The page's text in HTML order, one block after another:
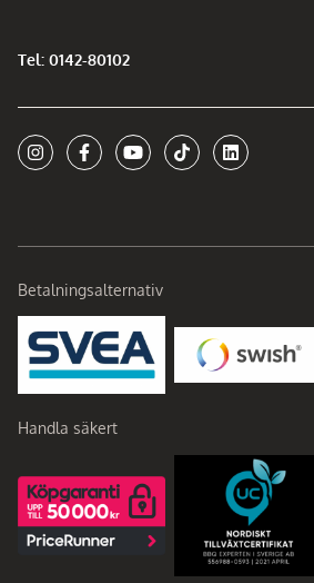
Tel: 0142-80102
Betalningsalternativ
Handla säkert